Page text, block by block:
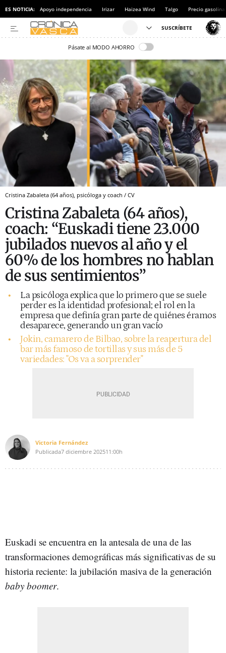
ES NOTICIA: Apoyo independencia Irizar Haizea Wind Talgo Precio gasolina
Pásate al MODO AHORRO
Cristina Zabaleta (64 años), psicóloga y coach / CV
Cristina Zabaleta (64 años),
coach: “Euskadi tiene 23.000
jubilados nuevos al año y el
60% de los hombres no hablan
de sus sentimientos”
La psicóloga explica que lo primero que se suele
perder es la identidad profesional; el rol en la
empresa que definía gran parte de quiénes éramos
desaparece, generando un gran vacío
Jokin, camarero de Bilbao, sobre la reapertura del
bar más famoso de tortillas y sus más de 5
variedades: "Os va a sorprender"
Victoria Fernández
Publicada7 diciembre 202511:00h
Euskadi se encuentra en la antesala de una de las
transformaciones demográficas más significativas de su
historia reciente: la jubilación masiva de la generación
baby boomer.